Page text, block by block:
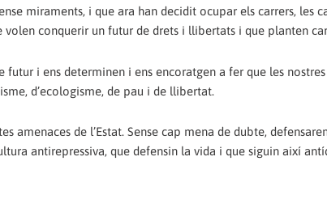
miraments, i que ara han decidit ocupar els carrers, les
conquerir un futur de drets i llibertats i que planten
futur i ens determinen i ens encoratgen a fer que les
d’ecologisme, de pau i de llibertat.
amenaces de l’Estat. Sense cap mena de dubte,
antirepressiva, que defensin la vida i que siguin així